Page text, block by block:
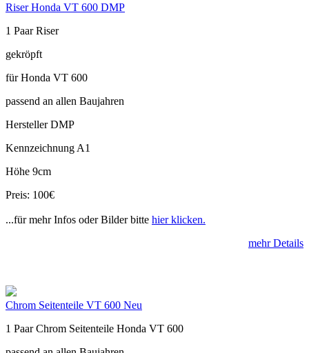
Riser Honda VT 600 DMP
1 Paar Riser
gekröpft
für Honda VT 600
passend an allen Baujahren
Hersteller DMP
Kennzeichnung A1
Höhe 9cm
Preis: 100€
...für mehr Infos oder Bilder bitte hier klicken.
mehr Details
Chrom Seitenteile VT 600 Neu
1 Paar Chrom Seitenteile Honda VT 600